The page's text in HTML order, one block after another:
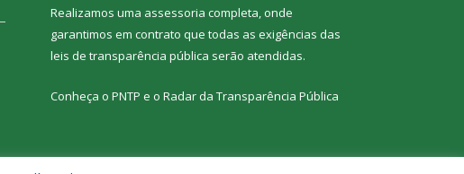
Realizamos uma assessoria completa, onde
garantimos em contrato que todas as exigências das
leis de transparência pública serão atendidas.
Conheça o PNTP e o Radar da Transparência Pública